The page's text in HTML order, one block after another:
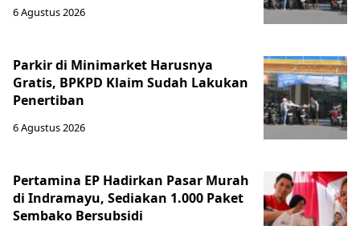
6 Agustus 2026
Parkir di Minimarket Harusnya
Gratis, BPKPD Klaim Sudah Lakukan
Penertiban
6 Agustus 2026
Pertamina EP Hadirkan Pasar Murah
di Indramayu, Sediakan 1.000 Paket
Sembako Bersubsidi